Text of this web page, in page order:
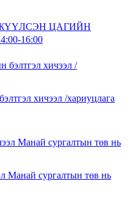
ЦАГИЙН
16:00
хичээл /хариуцлага
Манай сургалтын төв нь